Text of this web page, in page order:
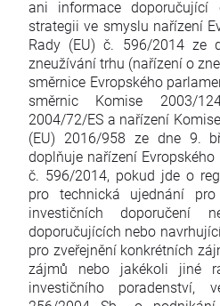
ani informace
strategii ve smyslu nařízení
Rady (EU) č. 596/2014 ze
zneužívání trhu (nařízení o
směrnice Evropského
směrnic Komise 2003/
2004/72/ES a nařízení
(EU) 2016/958 ze dne 9.
doplňuje nařízení
č. 596/2014, pokud jde o
pro technická ujednání
investičních doporučení
doporučujících nebo
pro zveřejnění konkrétních
zájmů nebo jakékoli
investičního